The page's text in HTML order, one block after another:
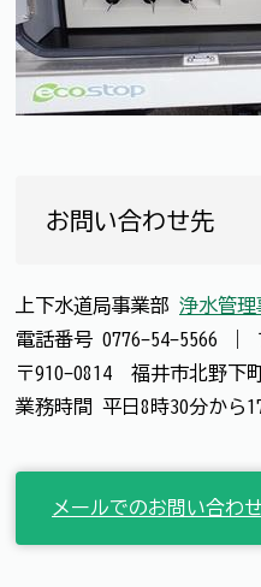
お問い合わせ先
上下水道局事業部 浄水管理
電話番号 0776-54-5566
〒910-0814 福井市北野下
業務時間 平日8時30分から
メールでのお問い合わ